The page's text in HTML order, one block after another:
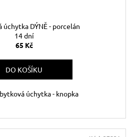
úchytka DÝNĚ - porcelán
14 dní
65 Kč
DO KOŠÍKU
úchytka - knopka